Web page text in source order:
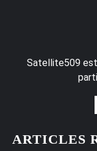
Satellite509 est
ARTICLES